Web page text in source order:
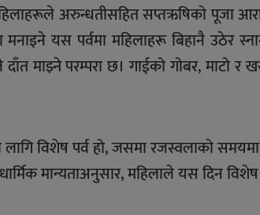
अरुन्धतीसहित सप्तऋषिको पूजा
मनाइने यस पर्वमा महिलाहरू बिहानै उठेर
माझ्ने परम्परा छ। गाईको गोबर, माटो र
विशेष पर्व हो, जसमा रजस्वलाको
मान्यताअनुसार, महिलाले यस दिन